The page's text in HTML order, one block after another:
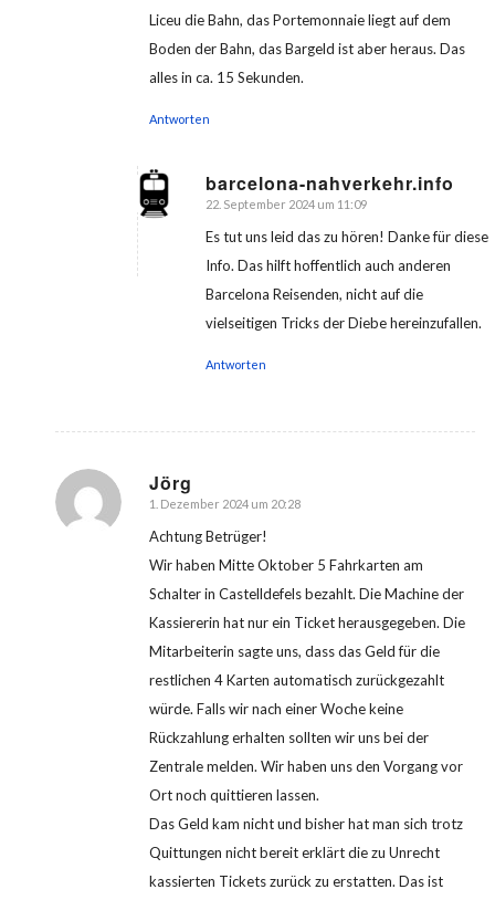
Liceu die Bahn, das Portemonnaie liegt auf dem
Boden der Bahn, das Bargeld ist aber heraus. Das
alles in ca. 15 Sekunden.
Antworten
barcelona-nahverkehr.info
sagte:
22. September 2024 um 11:09
Es tut uns leid das zu hören! Danke für diese
Info. Das hilft hoffentlich auch anderen
Barcelona Reisenden, nicht auf die
vielseitigen Tricks der Diebe hereinzufallen.
Antworten
Jörg
sagte:
1. Dezember 2024 um 20:28
Achtung Betrüger!
Wir haben Mitte Oktober 5 Fahrkarten am
Schalter in Castelldefels bezahlt. Die Machine der
Kassiererin hat nur ein Ticket herausgegeben. Die
Mitarbeiterin sagte uns, dass das Geld für die
restlichen 4 Karten automatisch zurückgezahlt
würde. Falls wir nach einer Woche keine
Rückzahlung erhalten sollten wir uns bei der
Zentrale melden. Wir haben uns den Vorgang vor
Ort noch quittieren lassen.
Das Geld kam nicht und bisher hat man sich trotz
Quittungen nicht bereit erklärt die zu Unrecht
kassierten Tickets zurück zu erstatten. Das ist